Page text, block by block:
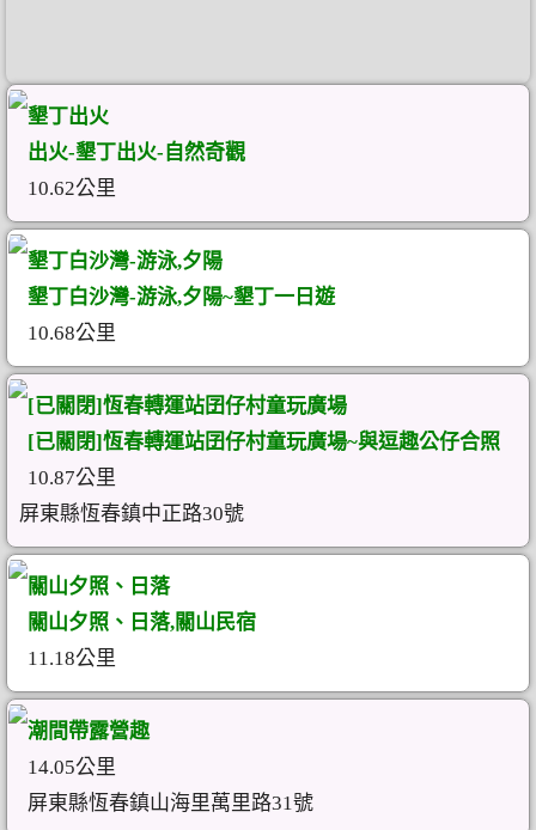
墾丁出火
出火-墾丁出火-自然奇觀
10.62公里
墾丁白沙灣-游泳,夕陽
墾丁白沙灣-游泳,夕陽~墾丁一日遊
10.68公里
[已關閉]恆春轉運站囝仔村童玩廣場
[已關閉]恆春轉運站囝仔村童玩廣場~與逗趣公仔合照
10.87公里
屏東縣恆春鎮中正路30號
關山夕照、日落
關山夕照、日落,關山民宿
11.18公里
潮間帶露營趣
14.05公里
屏東縣恆春鎮山海里萬里路31號